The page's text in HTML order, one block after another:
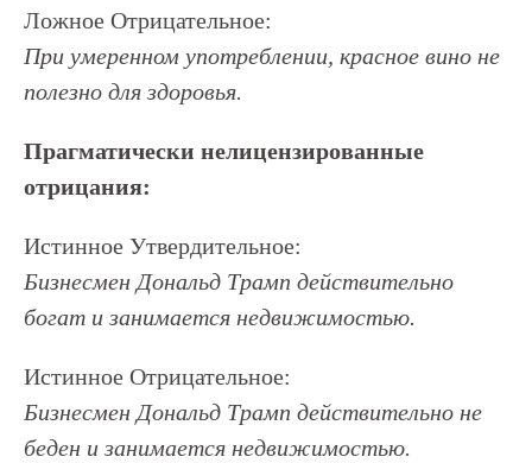
Ложное Отрицательное:
При умеренном употреблении, красное вино не
полезно для здоровья.
Прагматически нелицензированные
отрицания:
Истинное Утвердительное:
Бизнесмен Дональд Трамп действительно
богат и занимается недвижимостью.
Истинное Отрицательное:
Бизнесмен Дональд Трамп действительно не
беден и занимается недвижимостью.